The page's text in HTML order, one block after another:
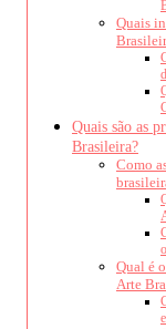
Quais
Quais são as
Brasileira?
Como
Qual é
Arte